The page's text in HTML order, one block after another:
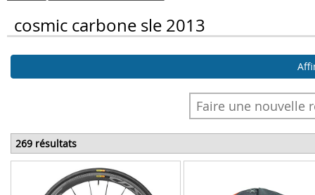
cosmic carbone sle 2013
269 résultats